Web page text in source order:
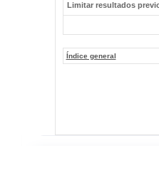
Limitar resultados
Índice general